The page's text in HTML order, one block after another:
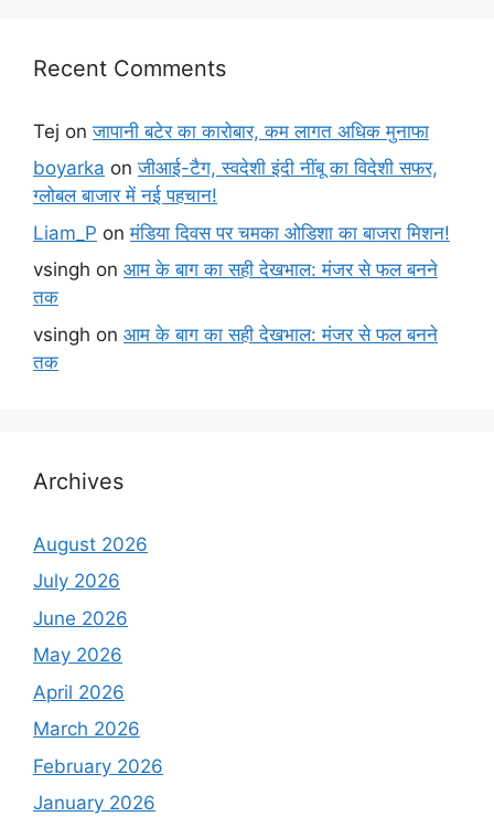
Recent Comments
Tej onजापानी बटेर का कारोबार, कम लागत अधिक मुनाफा
boyarka onजीआई-टैग, स्वदेशी इंदी नींबू का विदेशी सफर,
ग्लोबल बाजार में नई पहचान!
Liam_P onमंडिया दिवस पर चमका ओडिशा का बाजरा मिशन!
vsingh on आम के बाग का सही देखभाल: मंजर से फल बनने
तक
vsingh on आम के बाग का सही देखभाल: मंजर से फल बनने
तक
Archives
August 2026
July 2026
June 2026
May 2026
April 2026
March 2026
February 2026
January 2026